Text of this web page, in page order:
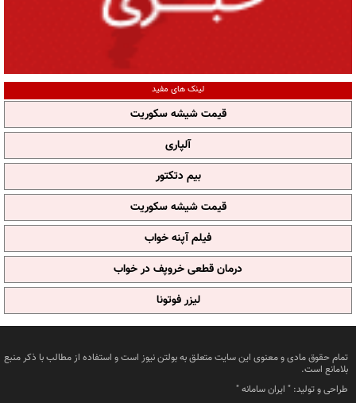
لینک های مفید
قیمت شیشه سکوریت
آلپاری
بیم دتکتور
قیمت شیشه سکوریت
فیلم آپنه خواب
درمان قطعی خروپف در خواب
لیزر فوتونا
تمام حقوق مادی و معنوی این سایت متعلق به بولتن نیوز است و استفاده از مطالب با ذکر منبع
بلامانع است.
طراحی و تولید: " ایران سامانه"